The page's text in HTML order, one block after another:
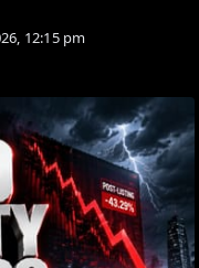
12:15 pm